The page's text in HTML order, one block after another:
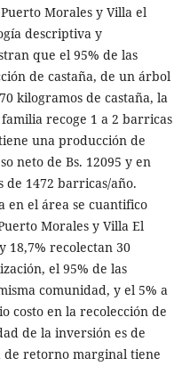
Morales y Villa el
descriptiva y
que el 95% de las
de castaña, de un árbol
kilogramos de castaña, la
recoge 1 a 2 barricas
una producción de
neto de Bs. 12095 y en
de 1472 barricas/año.
en el área se cuantifico
Morales y Villa El
18,7% recolectan 30
el 95% de las
comunidad, y el 5% a
costo en la recolección de
de la inversión es de
de retorno marginal tiene